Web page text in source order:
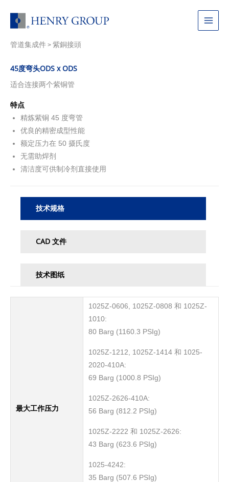
Main
管道集成件 > 紫銅接頭
45度弯头ODS x ODS
适合连接两个紫铜管
特点
精炼紫铜 45 度弯管
优良的精密成型性能
额定压力在 50 摄氏度
无需助焊剂
清洁度可供制冷剂直接使用
技术规格
CAD 文件
技术图纸
最大工作压力
1025Z-0606, 1025Z-0808 和 1025Z-
1010:
80 Barg (1160.3 PSIg)
1025Z-1212, 1025Z-1414 和 1025-
2020-410A:
69 Barg (1000.8 PSIg)
1025Z-2626-410A:
56 Barg (812.2 PSIg)
1025Z-2222 和 1025Z-2626:
43 Barg (623.6 PSIg)
1025-4242:
35 Barg (507.6 PSIg)